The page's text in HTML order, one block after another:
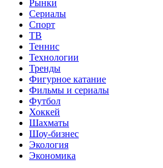
Рынки
Сериалы
Спорт
ТВ
Теннис
Технологии
Тренды
Фигурное катание
Фильмы и сериалы
Футбол
Хоккей
Шахматы
Шоу-бизнес
Экология
Экономика